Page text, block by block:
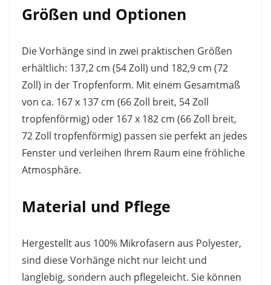
Größen und Optionen
Die Vorhänge sind in zwei praktischen Größen
erhältlich: 137,2 cm (54 Zoll) und 182,9 cm (72
Zoll) in der Tropfenform. Mit einem Gesamtmaß
von ca. 167 x 137 cm (66 Zoll breit, 54 Zoll
tropfenförmig) oder 167 x 182 cm (66 Zoll breit,
72 Zoll tropfenförmig) passen sie perfekt an jedes
Fenster und verleihen Ihrem Raum eine fröhliche
Atmosphäre.
Material und Pflege
Hergestellt aus 100% Mikrofasern aus Polyester,
sind diese Vorhänge nicht nur leicht und
langlebig, sondern auch pflegeleicht. Sie können